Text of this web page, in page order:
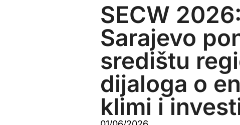
SECW 2026:
Sarajevo
središtu
dijaloga o
klimi i